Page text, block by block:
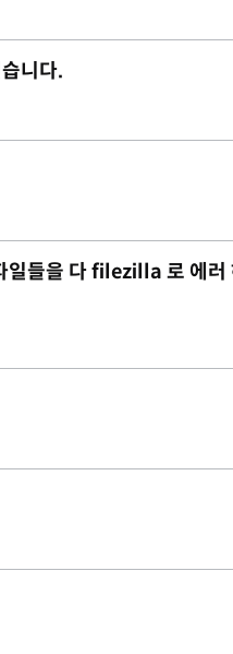
니다.
일들을 다 filezilla 로 에러